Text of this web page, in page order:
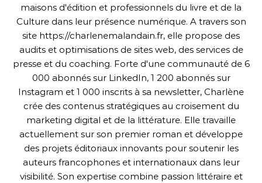
maisons d'édition et professionnels du livre et de la
Culture dans leur présence numérique. A travers son
site https://charlenemalandain.fr, elle propose des
audits et optimisations de sites web, des services de
presse et du coaching. Forte d'une communauté de 6
000 abonnés sur LinkedIn, 1 200 abonnés sur
Instagram et 1 000 inscrits à sa newsletter, Charlène
crée des contenus stratégiques au croisement du
marketing digital et de la littérature. Elle travaille
actuellement sur son premier roman et développe
des projets éditoriaux innovants pour soutenir les
auteurs francophones et internationaux dans leur
visibilité. Son expertise combine passion littéraire et